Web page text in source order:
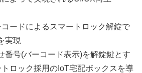
ードによるスマートロック解錠で
実現
番号(バーコード表示)を解錠鍵とす
ロック採用のIoT宅配ボックスを導